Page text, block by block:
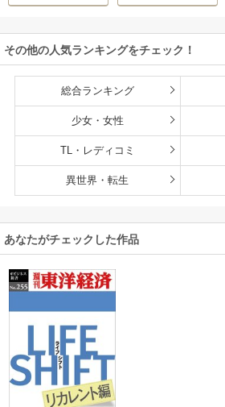
その他の人気ランキングをチェック！
総合ランキング
少女・女性
TL・レディコミ
異世界・転生
あなたがチェックした作品